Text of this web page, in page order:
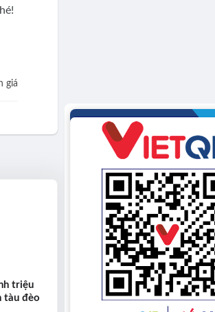
giá
triệu
tàu đèo